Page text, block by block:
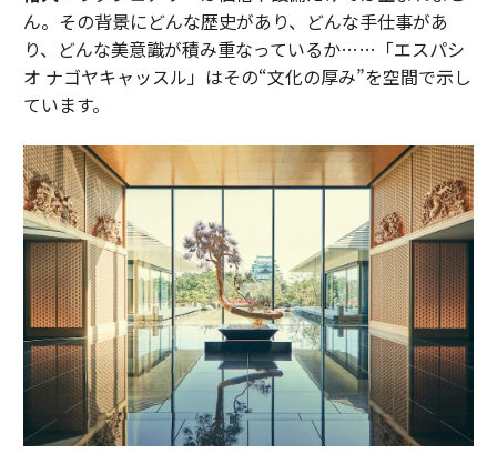
ん。その背景にどんな歴史があり、どんな手仕事があ
り、どんな美意識が積み重なっているか……「エスパシ
オ ナゴヤキャッスル」はその“文化の厚み”を空間で示し
ています。